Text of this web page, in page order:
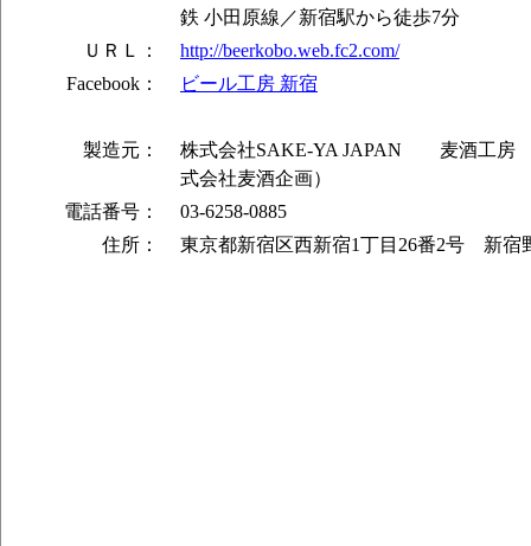
鉄 小田原線／新宿駅から徒歩7分
ＵＲＬ：
http://beerkobo.web.fc2.com/
Facebook：
ビール工房 新宿
製造元：
株式会社SAKE-YA JAPAN 麦酒工
式会社麦酒企画）
電話番号：
03-6258-0885
住所：
東京都新宿区西新宿1丁目26番2号 新宿